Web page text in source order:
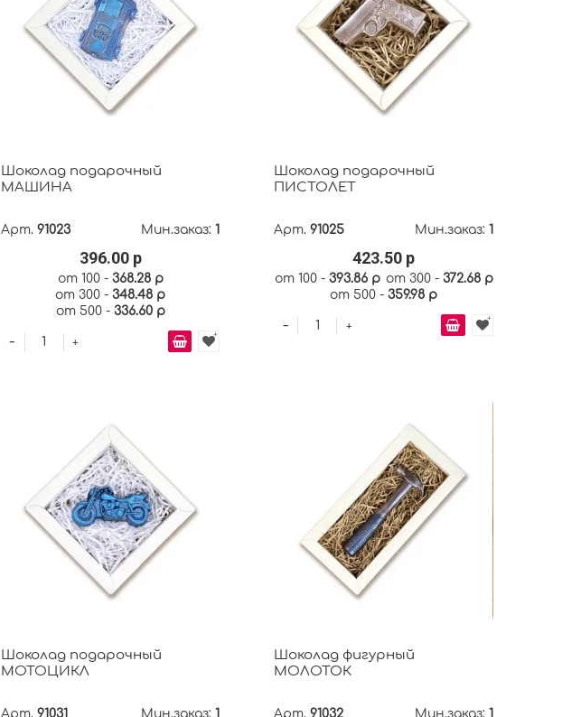
Шоколад подарочный
МАШИНА
Арт. 91023 Мин.заказ:1
396.00 р
от 100 - 368.28 р
от 300 -348.48 р
от 500 - 336.60 р
+
-
Шоколад подарочный
ПИСТОЛЕТ
Арт.91025 Мин.заказ: 1
423.50 р
от 100 - 393.86 р от 300 - 372.68 р
от 500 -359.98 р
+
-
Шоколад подарочный
МОТОЦИКЛ
Арт. 91031 Мин.заказ:1
Шоколад фигурный
МОЛОТОК
Арт.91032 Мин.заказ: 1